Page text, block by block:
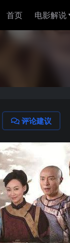
首页 电影解说
评论建议